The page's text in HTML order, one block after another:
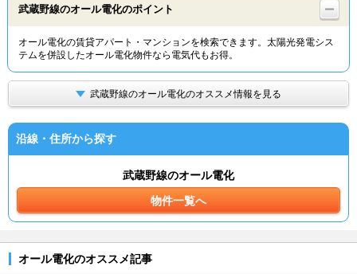
TOP
武蔵野線のオール電化のポイント
オール電化の賃貸アパート・マンションを検索できます。太陽光発電シス
テムを併設したオール電化物件なら電気代もお得。
武蔵野線のオール電化のオススメ情報を見る
沿線・住所から探す
武蔵野線のオール電化
物件一覧へ
オール電化のオススメ記事